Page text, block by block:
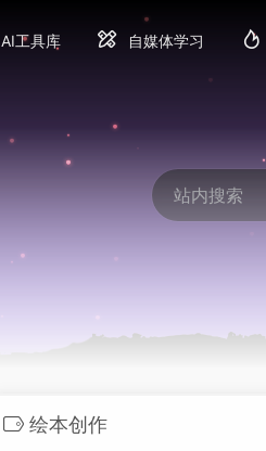
AI工具库 自媒体学习
绘本创作